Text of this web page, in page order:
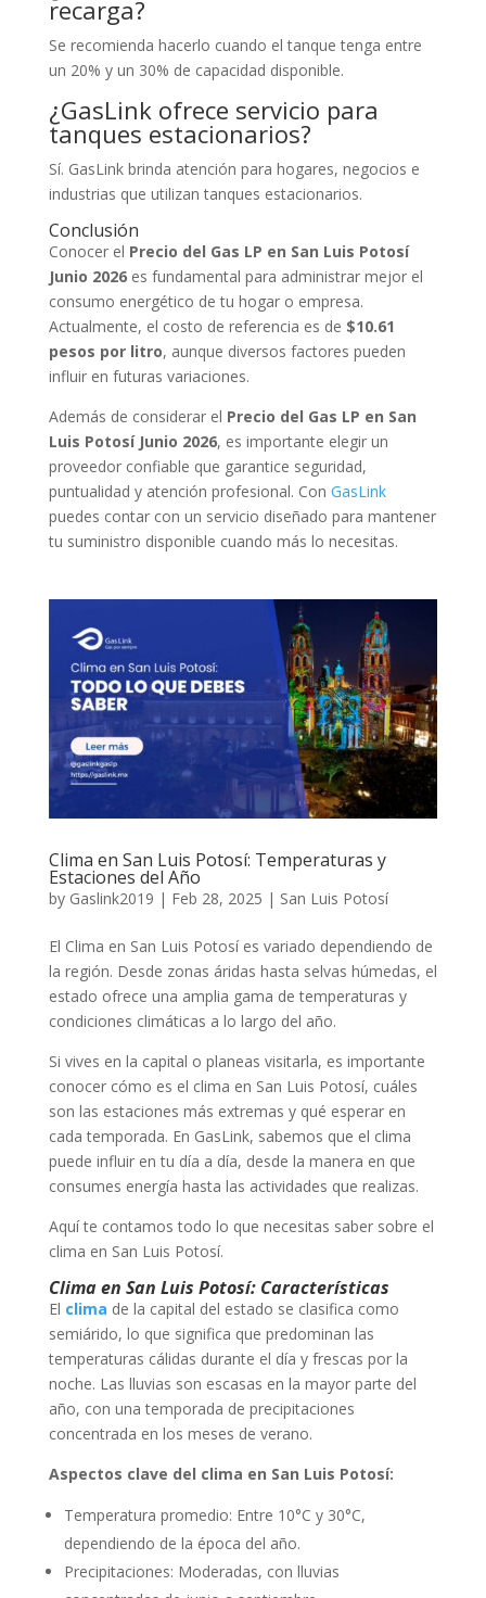
recarga?
Se recomienda hacerlo cuando el tanque tenga entre
un 20% y un 30% de capacidad disponible.
¿GasLink ofrece servicio para
tanques estacionarios?
Sí. GasLink brinda atención para hogares, negocios e
industrias que utilizan tanques estacionarios.
Conclusión
Conocer el Precio del Gas LP en San Luis Potosí
Junio 2026es fundamental para administrar mejor el
consumo energético de tu hogar o empresa.
Actualmente, el costo de referencia es de $10.61
pesos por litro, aunque diversos factores pueden
influir en futuras variaciones.
Además de considerar el Precio del Gas LP en San
Luis Potosí Junio 2026, es importante elegir un
proveedor confiable que garantice seguridad,
puntualidad y atención profesional. Con GasLink
puedes contar con un servicio diseñado para mantener
tu suministro disponible cuando más lo necesitas.
Clima en San Luis Potosí: Temperaturas y
Estaciones del Año
by Gaslink2019 | Feb 28, 2025 | San Luis Potosí
El Clima en San Luis Potosí es variado dependiendo de
la región. Desde zonas áridas hasta selvas húmedas, el
estado ofrece una amplia gama de temperaturas y
condiciones climáticas a lo largo del año.
Si vives en la capital o planeas visitarla, es importante
conocer cómo es el clima en San Luis Potosí, cuáles
son las estaciones más extremas y qué esperar en
cada temporada. En GasLink, sabemos que el clima
puede influir en tu día a día, desde la manera en que
consumes energía hasta las actividades que realizas.
Aquí te contamos todo lo que necesitas saber sobre el
clima en San Luis Potosí.
Clima en San Luis Potosí: Características
El clima de la capital del estado se clasifica como
semiárido, lo que significa que predominan las
temperaturas cálidas durante el día y frescas por la
noche. Las lluvias son escasas en la mayor parte del
año, con una temporada de precipitaciones
concentrada en los meses de verano.
Aspectos clave del clima en San Luis Potosí:
Temperatura promedio: Entre 10°C y 30°C,
dependiendo de la época del año.
Precipitaciones: Moderadas, con lluvias